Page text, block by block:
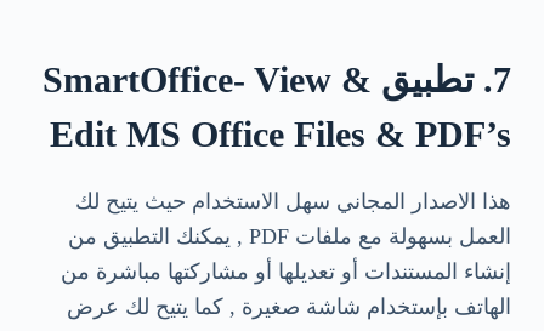
7. تطبيق SmartOffice- View &
Edit MS Office Files & PDF’s
هذا الاصدار المجاني سهل الاستخدام حيث يتيح لك
العمل بسهولة مع ملفات PDF , يمكنك التطبيق من
إنشاء المستندات أو تعديلها أو مشاركتها مباشرة من
الهاتف بإستخدام شاشة صغيرة , كما يتيح لك عرض